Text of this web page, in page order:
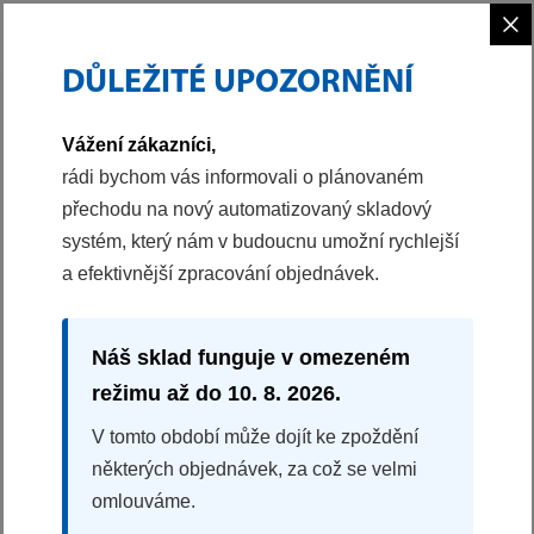
NEJČASTĚJŠÍ
DOTAZY
Co má společného Philco a Electrolux?
společnosti Electrolux. Švédský Electrolux ovládl značku Philco
před rokem 1990, od kdy je jejím globálním vlastníkem. České
Philco je řízené společnosti Fast ČR, která od roku 2011 zastřešuje
×
DŮLEŽITÉ UPOZORNĚNÍ
Vážení zákazníci,
rádi bychom vás informovali o plánovaném
přechodu na nový automatizovaný skladový
systém, který nám v budoucnu umožní rychlejší
a efektivnější zpracování objednávek.
Náš sklad funguje v omezeném
režimu až do 10. 8. 2026.
V tomto období může dojít ke zpoždění
některých objednávek, za což se velmi
omlouváme.